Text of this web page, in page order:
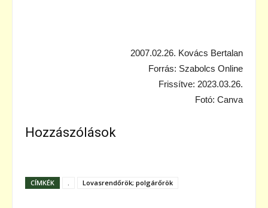
2007.02.26. Kovács Bertalan
Forrás: Szabolcs Online
Frissítve: 2023.03.26.
Fotó: Canva
Hozzászólások
CÍMKÉK Lovasrendőrök; polgárőrök